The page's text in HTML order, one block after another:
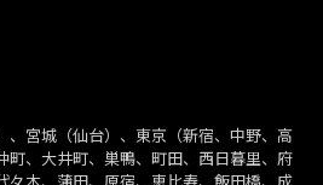
、宮城（仙台）、東京（新宿、中野、高
町、大井町、巣鴨、町田、西日暮里、府